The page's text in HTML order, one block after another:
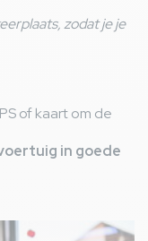
zodat je je
of kaart om de
in goede